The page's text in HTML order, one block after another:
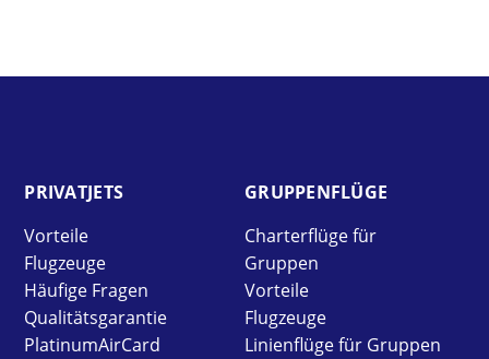
PRIVAT­JETS
Vorteile
Flugzeuge
Häufige Fragen
Qualitätsgarantie
PlatinumAirCard
GRUPPEN­FLÜGE
Charterflüge für
Gruppen
Vorteile
Flugzeuge
Linienflüge für Gruppen